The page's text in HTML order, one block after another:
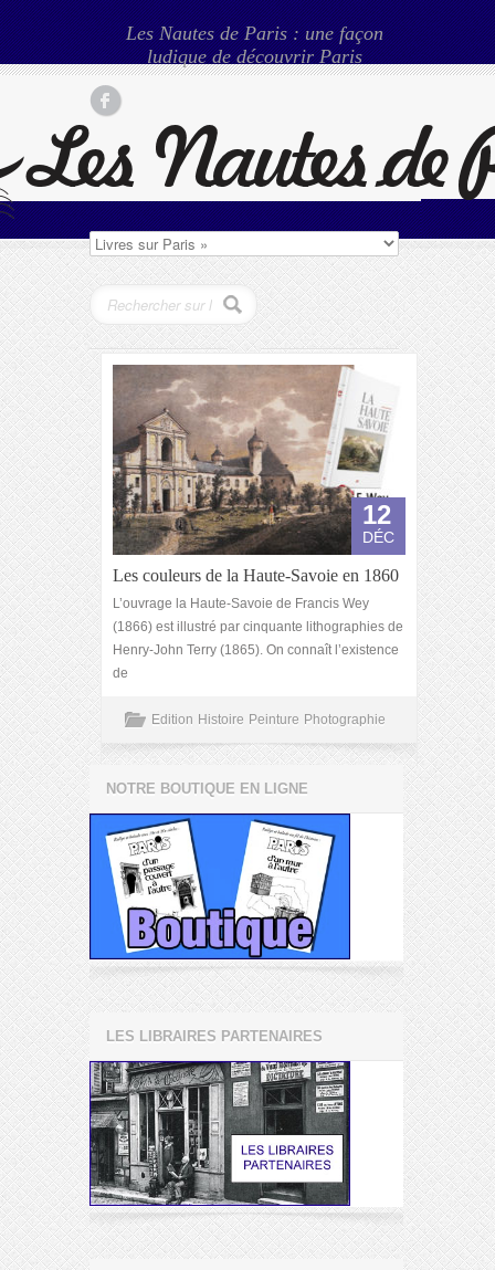
Les Nautes de Paris : une façon
ludique de découvrir Paris
12
DÉC
Les couleurs de la Haute-Savoie en 1860
L’ouvrage la Haute-Savoie de Francis Wey
(1866) est illustré par cinquante lithographies de
Henry-John Terry (1865). On connaît l’existence
de
Edition Histoire Peinture Photographie
NOTRE BOUTIQUE EN LIGNE
LES LIBRAIRES PARTENAIRES